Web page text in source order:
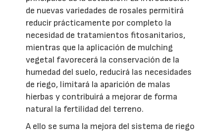
de nuevas variedades de rosales permitirá
reducir prácticamente por completo la
necesidad de tratamientos fitosanitarios,
mientras que la aplicación de mulching
vegetal favorecerá la conservación de la
humedad del suelo, reducirá las necesidades
de riego, limitará la aparición de malas
hierbas y contribuirá a mejorar de forma
natural la fertilidad del terreno.
A ello se suma la mejora del sistema de riego